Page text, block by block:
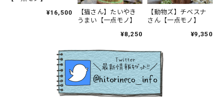
¥16,500
【猫さん】たいやき
うまい【一点モノ】
¥8,250
【動物ズ】チベスナ
さん【一点モノ】
¥9,350